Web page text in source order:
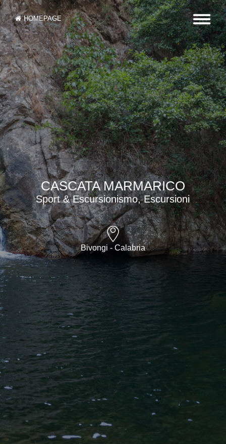
HOMEPAGE
CASCATA MARMARICO
Sport & Escursionismo, Escursioni
Bivongi - Calabria